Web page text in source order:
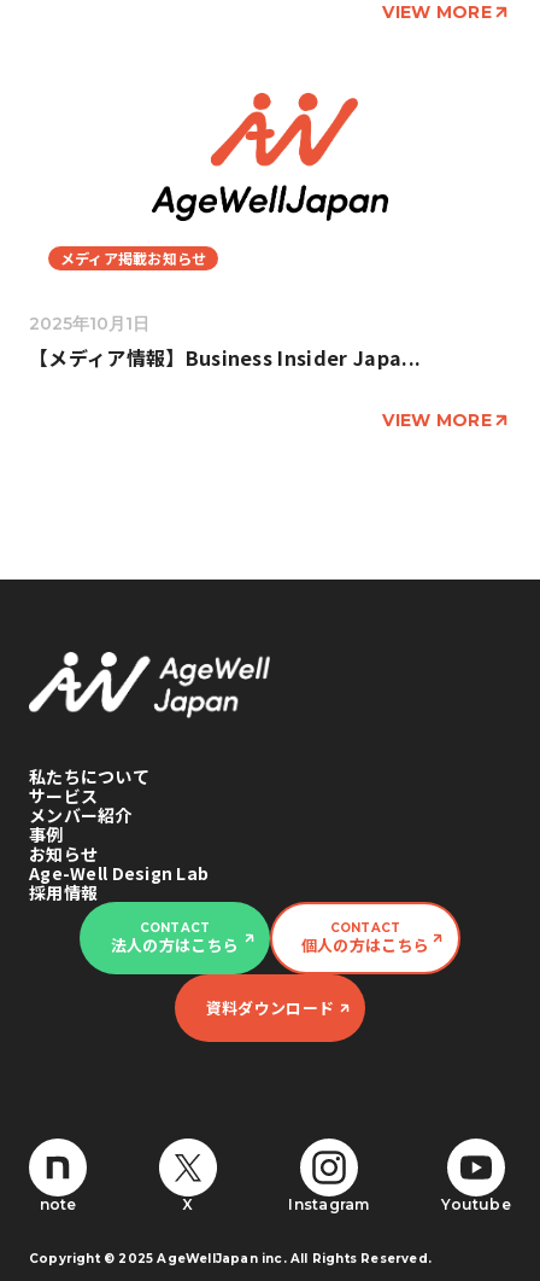
VIEW MORE
メディア掲載お知らせ
2025年10月1日
【メディア情報】Business Insider Japa...
VIEW MORE
私たちについて
サービス
メンバー紹介
事例
お知らせ
Age-Well Design Lab
採用情報
CONTACT
法人の方はこちら
CONTACT
個人の方はこちら
資料ダウンロード
note X Instagram Youtube
Copyright © 2025 AgeWellJapan inc. All Rights Reserved.